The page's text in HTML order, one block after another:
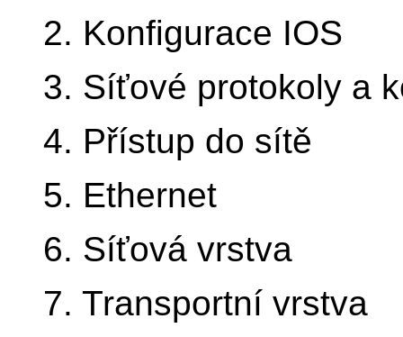
2. Konfigurace IOS
3. Síťové protokoly a
4. Přístup do sítě
5. Ethernet
6. Síťová vrstva
7. Transportní vrstva